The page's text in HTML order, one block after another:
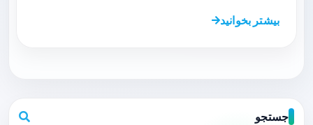
بیشتر بخوانید
جستجو